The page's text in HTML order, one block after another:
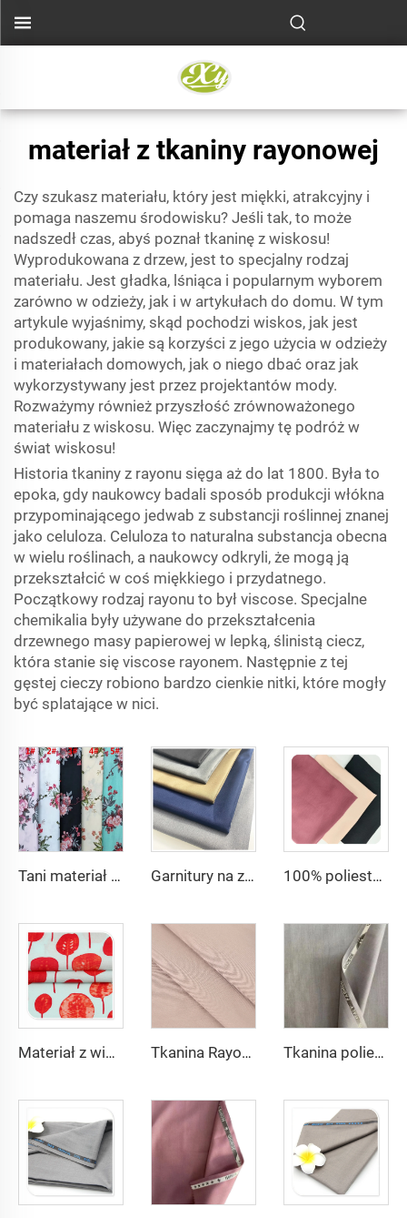
materiał z tkaniny rayonowej
Czy szukasz materiału, który jest miękki, atrakcyjny i
pomaga naszemu środowisku? Jeśli tak, to może
nadszedł czas, abyś poznał tkaninę z wiskosu!
Wyprodukowana z drzew, jest to specjalny rodzaj
materiału. Jest gładka, lśniąca i popularnym wyborem
zarówno w odzieży, jak i w artykułach do domu. W tym
artykule wyjaśnimy, skąd pochodzi wiskos, jak jest
produkowany, jakie są korzyści z jego użycia w odzieży
i materiałach domowych, jak o niego dbać oraz jak
wykorzystywany jest przez projektantów mody.
Rozważymy również przyszłość zrównoważonego
materiału z wiskosu. Więc zaczynajmy tę podróż w
świat wiskosu!
Historia tkaniny z rayonu sięga aż do lat 1800. Była to
epoka, gdy naukowcy badali sposób produkcji włókna
przypominającego jedwab z substancji roślinnej znanej
jako celuloza. Celuloza to naturalna substancja obecna
w wielu roślinach, a naukowcy odkryli, że mogą ją
przekształcić w coś miękkiego i przydatnego.
Początkowy rodzaj rayonu to był viscose. Specjalne
chemikalia były używane do przekształcenia
drzewnego masy papierowej w lepką, ślinistą ciecz,
która stanie się viscose rayonem. Następnie z tej
gęstej cieczy robiono bardzo cienkie nitki, które mogły
być splatające w nici.
Tani materiał z fabryki 100% rayon drukowany materiał na ubrania dla kobiet wiskos drukowany Garnitury na zamówienie Tkanina 20 Wiskos 80 Poliester Poliester Rayon TR Toyobo do garniturów 100% poliester 180D tkanina CEY Airflow Crepe Crinkle Rayon, materiały abaja dla kobiet
Materiał z wiskosu z drukowanymi kwiatami jednobarwnie barwiony materiał na sukienkę i koszulę 100% wiskos Tkanina Rayon 65 Poliester 35 Wiskoza Mieszana Tkanina na Uniformy TR Spodnie i Koszule dla Mężczyzn Tkanina poliestrowa z rayonem podwójny twill 80% poliester 20% wiskoz 420g/m tkanina tr dla męskich garniturów